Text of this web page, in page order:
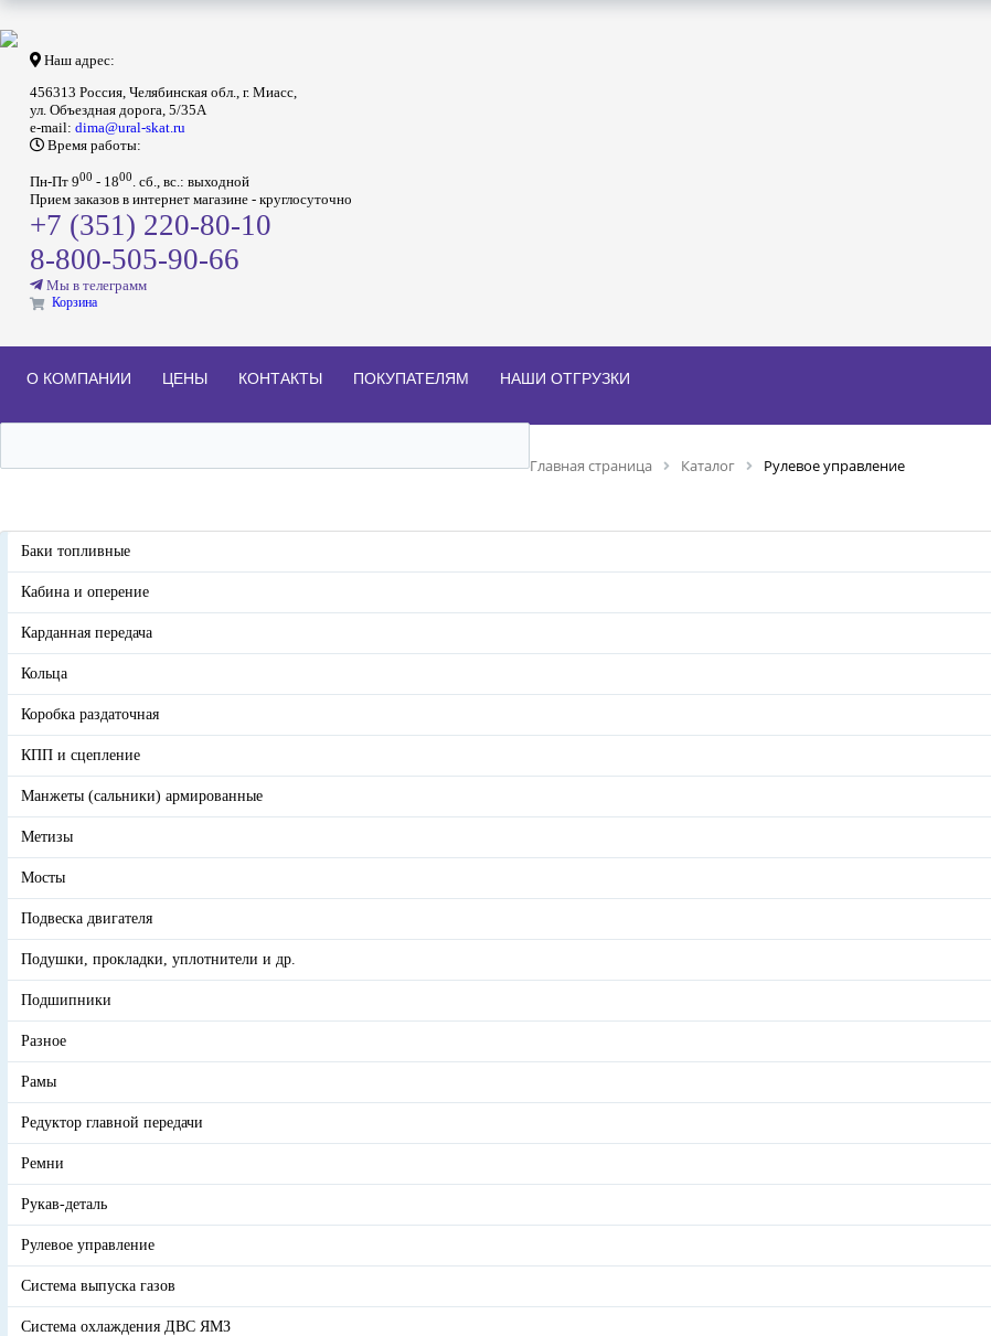
Наш адрес:
456313 Россия, Челябинская обл., г. Миасс,
ул. Объездная дорога, 5/35А
e-mail: dima@ural-skat.ru
Время работы:
Пн-Пт 900 - 1800. сб., вс.: выходной
Прием заказов в интернет магазине - круглосуточно
+7 (351) 220-80-10
8-800-505-90-66
Мы в телеграмм
Корзина
О КОМПАНИИ ЦЕНЫ КОНТАКТЫ ПОКУПАТЕЛЯМ НАШИ ОТГРУЗКИ
Главная страница Каталог Рулевое управление
Баки топливные
Кабина и оперение
Карданная передача
Кольца
Коробка раздаточная
КПП и сцепление
Манжеты (сальники) армированные
Метизы
Мосты
Подвеска двигателя
Подушки, прокладки, уплотнители и др.
Подшипники
Разное
Рамы
Редуктор главной передачи
Ремни
Рукав-деталь
Рулевое управление
Система выпуска газов
Система охлаждения ДВС ЯМЗ